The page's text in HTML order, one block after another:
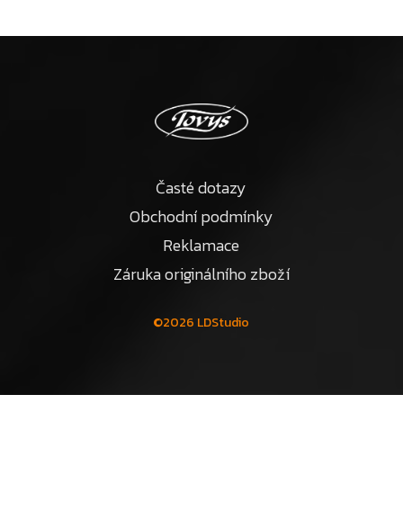
Časté dotazy
Obchodní podmínky
Reklamace
Záruka originálního zboží
©2026 LDStudio